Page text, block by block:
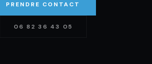
PRENDRE CONTACT
06 82 36 43 05